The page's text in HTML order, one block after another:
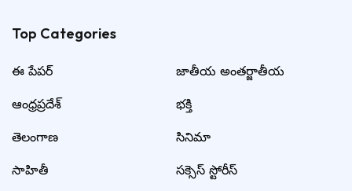
Top Categories​
ఈ పేపర్
ఆంధ్రప్రదేశ్
తెలంగాణ
సాహితీ
జాతీయ అంతర్జాతీయ
భక్తి
సినిమా
సక్సెస్ స్టోరీస్